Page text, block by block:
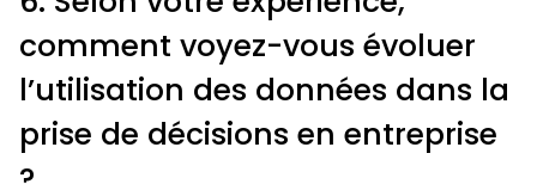
comment voyez-vous évoluer
l’utilisation des données dans la
prise de décisions en entreprise